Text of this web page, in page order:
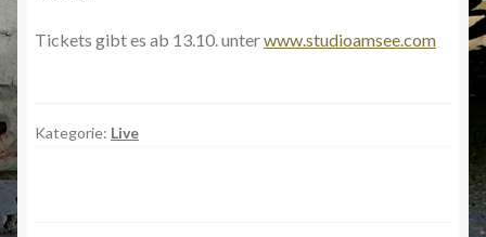
Tickets gibt es ab 13.10. unterwww.studioamsee.com
Kategorie: Live